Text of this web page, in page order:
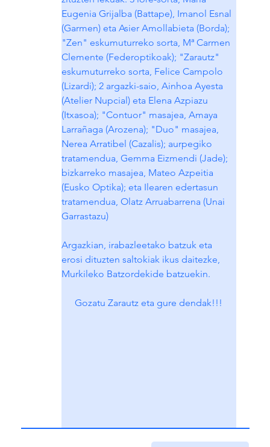
Eugenia Grijalba (Battape), Imanol Esnal
(Garmen) eta Asier Amollabieta (Borda);
"Zen" eskumuturreko sorta, Mª Carmen
Clemente (Federoptikoak); "Zarautz"
eskumuturreko sorta, Felice Campolo
(Lizardi); 2 argazki-saio, Ainhoa Ayesta
(Atelier Nupcial) eta Elena Azpiazu
(Itxasoa); "Contuor" masajea, Amaya
Larrañaga (Arozena); "Duo" masajea,
Nerea Arratibel (Cazalis); aurpegiko
tratamendua, Gemma Eizmendi (Jade);
bizkarreko masajea, Mateo Azpeitia
(Eusko Optika); eta Ilearen edertasun
tratamendua, Olatz Arruabarrena (Unai
Garrastazu)
Argazkian, irabazleetako batzuk eta
erosi dituzten saltokiak ikus daitezke,
Murkileko Batzordekide batzuekin.
Gozatu Zarautz eta gure dendak!!!